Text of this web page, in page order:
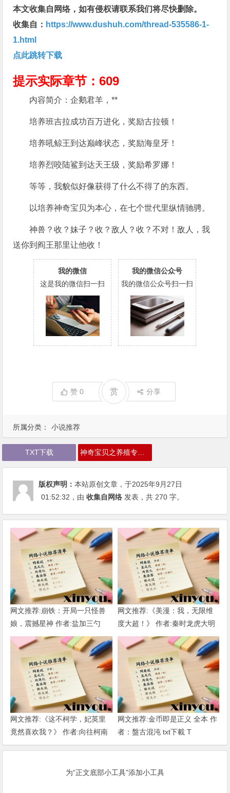
所属分类： 小说推荐
本文收集自网络，如有侵权请联系我们将尽快删除。
收集自： https://www.dushuh.com/thread-535586-1-
1.html
点此跳转下载
提示实际章节：609
内容简介：企鹅君羊，**
培养班吉拉成功百万进化，奖励古拉顿！
培养吼鲸王到达巅峰状态，奖励海皇牙！
培养烈咬陆鲨到达天王级，奖励希罗娜！
等等，我貌似好像获得了什么不得了的东西。
以培养神奇宝贝为本心，在七个世代里纵情驰骋。
神兽？收？妹子？收？敌人？收？不对！敌人，我
送你到阎王那里让他收！
我的微信
这是我的微信扫一扫
我的微信公众号
我的微信公众号扫一扫
赞0 赏 分享
TXT下载 神奇宝贝之养殖专业户下载
版权声明：本站原创文章，于2025年9月27日
01:52:32 ，由收集自网络 发表，共 270 字。
网文推荐:崩铁：开局一只怪兽
娘，震撼星神 作者:盐加三勺
（1-218）TXT下载
网文推荐:《美漫：我，无限维
度大超！》 作者:秦时龙虎大明
1-802章 TXT下载
网文推荐:《这不柯学，妃英里
竟然喜欢我？》 作者:向往柯南
1-189章 TXT下载
网文推荐:金币即是正义 全本 作
者：盤古混沌 txt下載 T
为“正文底部小工具”添加小工具